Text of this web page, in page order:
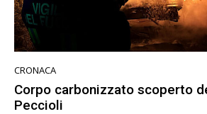
CRONACA
Corpo carbonizzato scoperto
Peccioli